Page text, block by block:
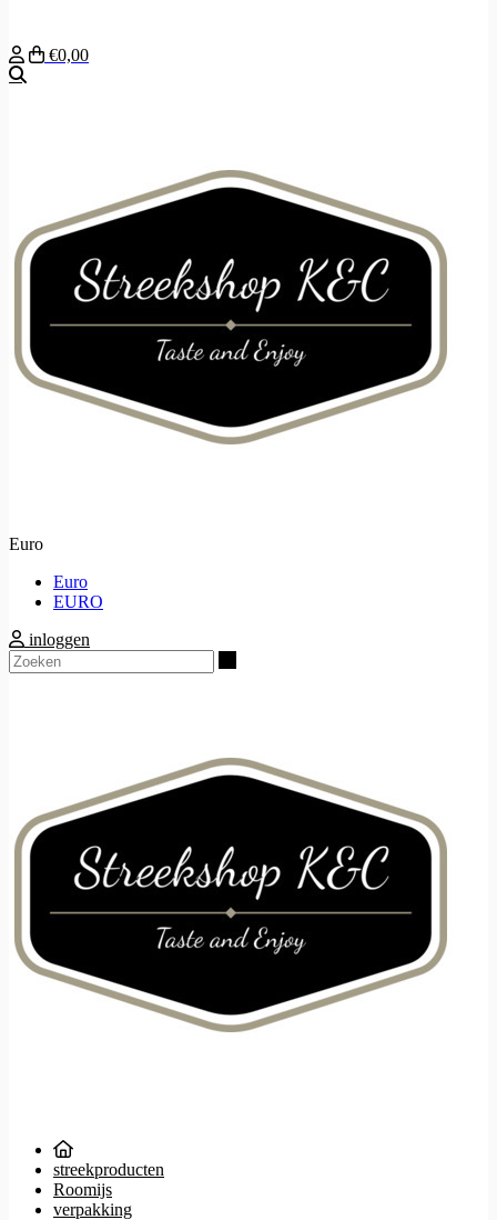
€0,00
Euro
Euro
EURO
inloggen
streekproducten
Roomijs
verpakking